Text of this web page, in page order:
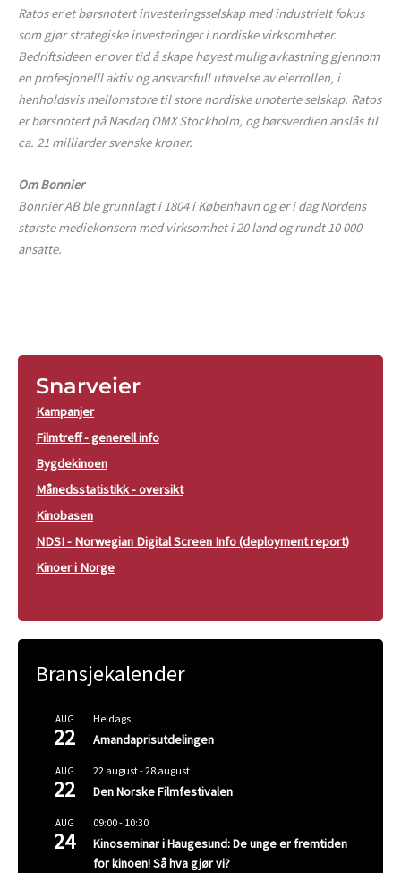
Ratos er et børsnotert investeringsselskap med industrielt fokus
som gjør strategiske investeringer i nordiske virksomheter.
Bedriftsideen er over tid å skape høyest mulig avkastning gjennom
en profesjonelll aktiv og ansvarsfull utøvelse av eierrollen, i
henholdsvis mellomstore til store nordiske unoterte selskap. Ratos
er børsnotert på Nasdaq OMX Stockholm, og børsverdien anslås til
ca. 21 milliarder svenske kroner.
Om Bonnier
Bonnier AB ble grunnlagt i 1804 i København og er i dag Nordens
største mediekonsern med virksomhet i 20 land og rundt 10 000
ansatte.
Snarveier
Kampanjer
Filmtreff - generell info
Bygdekinoen
Månedsstatistikk - oversikt
Kinobasen
NDSI - Norwegian Digital Screen Info (deployment report)
Kinoer i Norge
Bransjekalender
AUG
22
Heldags
Amandaprisutdelingen
AUG
22
22 august-28 august
Den Norske Filmfestivalen
AUG
24
09:00- 10:30
Kinoseminar i Haugesund: De unge er fremtiden
for kinoen! Så hva gjør vi?